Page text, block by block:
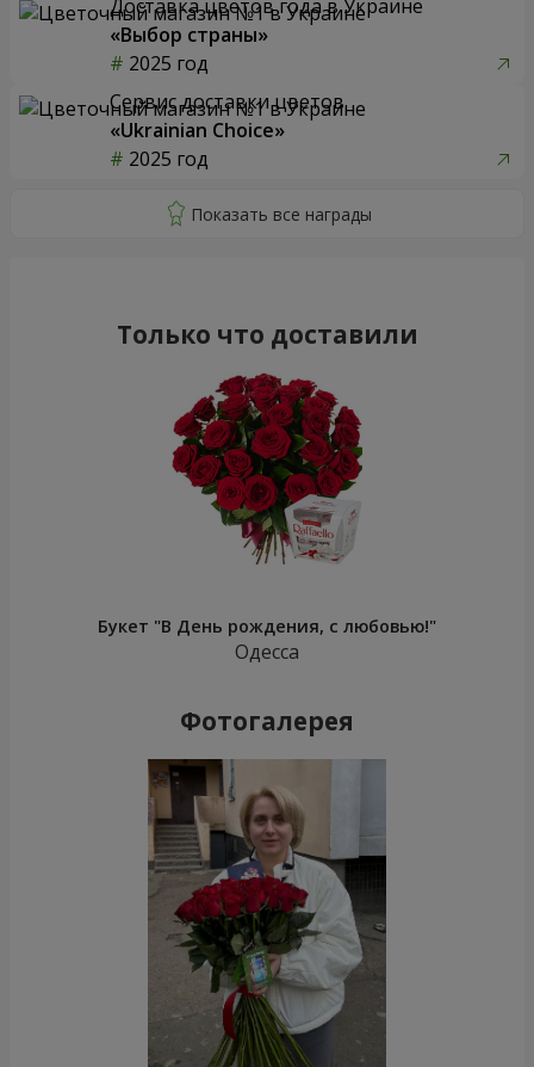
Доставка цветов года в Украине
«Выбор страны»
2025 год
Сервис доставки цветов
«Ukrainian Choice»
2025 год
Только что доставили
Букет "В День рождения, с любовью!"
Одесса
Фотогалерея